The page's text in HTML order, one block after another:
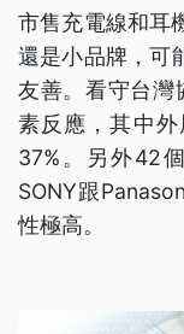
市售充電線和耳
還是小品牌，可
友善。看守台灣
素反應，其中
37%。另外42
SONY跟
性極高。